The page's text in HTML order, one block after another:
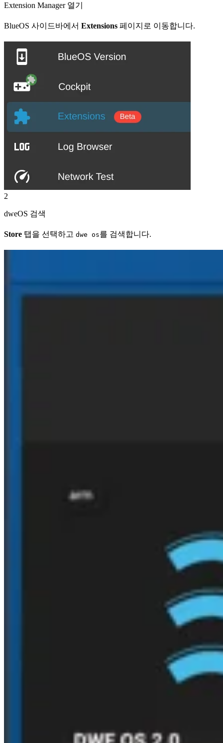
Extension Manager 열기
BlueOS 사이드바에서 Extensions 페이지로 이동합니다.
2
dweOS 검색
Store 탭을 선택하고 dwe os를 검색합니다.